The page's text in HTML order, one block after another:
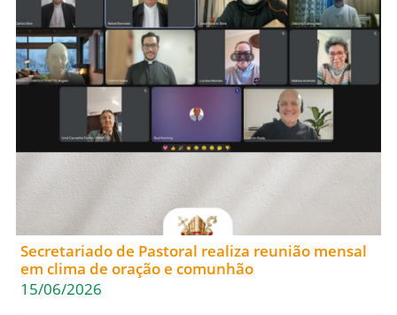
Secretariado de Pastoral realiza reunião mensal
em clima de oração e comunhão
15/06/2026